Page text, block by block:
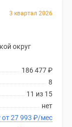
3 квартал 2026
округ
186 477₽
8
11 из 15
нет
В ипотеку от 27 993 ₽/мес